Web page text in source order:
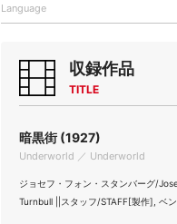
Language
収録作品
TITLE
暗黒街 (1927)
Underworld ／ Underworld
ジョセフ・フォン・スタンバーグ/
Turnbull ||スタッフ/STAFF[製作], ベ